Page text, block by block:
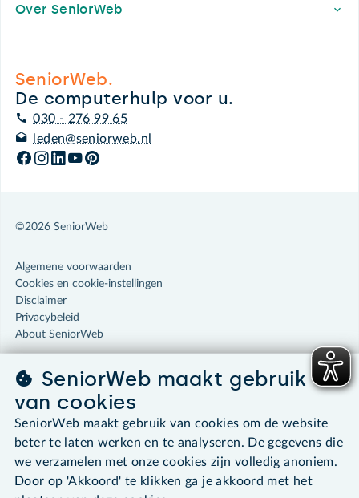
Over SeniorWeb
SeniorWeb.
De computerhulp voor u.
030 - 276 99 65
leden@seniorweb.nl
©2026 SeniorWeb
Algemene voorwaarden
Cookies en cookie-instellingen
Disclaimer
Privacybeleid
About SeniorWeb
SeniorWeb maakt gebruik
van cookies
SeniorWeb maakt gebruik van cookies om de website
beter te laten werken en te analyseren. De gegevens die
we verzamelen met onze cookies zijn volledig anoniem.
Door op 'Akkoord' te klikken ga je akkoord met het